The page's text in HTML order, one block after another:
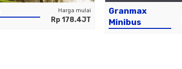
Harga mulai
Rp 178.4JT
Granmax
Minibus